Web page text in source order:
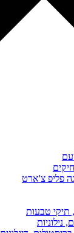
פליפ צ'ארט
תיקי טבעות
נילוניות